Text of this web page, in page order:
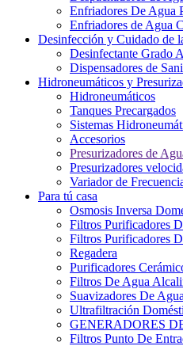
Enfriadores De Agua
Enfriadores de Agua
Desinfección y Cuidado de
Desinfectante Grado
Dispensadores de
Hidroneumáticos y
Hidroneumáticos
Tanques Precargados
Sistemas
Accesorios
Presurizadores de
Presurizadores
Variador de
Para tú casa
Osmosis Inversa
Filtros Purificadores
Filtros Purificadores
Regadera
Purificadores
Filtros De Agua
Suavizadores De Agua
Ultrafiltración
GENERADORES
Filtros Punto De